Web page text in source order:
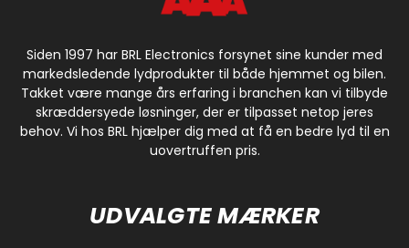
Siden 1997 har BRL Electronics forsynet sine kunder med
markedsledende lydprodukter til både hjemmet og bilen.
Takket være mange års erfaring i branchen kan vi tilbyde
skræddersyede løsninger, der er tilpasset netop jeres
behov. Vi hos BRL hjælper dig med at få en bedre lyd til en
uovertruffen pris.
UDVALGTE MÆRKER